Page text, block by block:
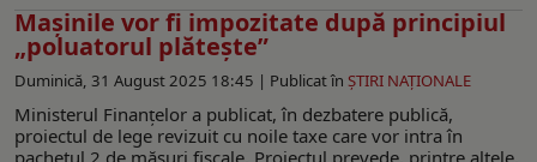
Mașinile vor fi impozitate după principiul
„poluatorul plătește”
Duminică, 31 August 2025 18:45 | Publicat în ŞTIRI NAŢIONALE
Ministerul Finanțelor a publicat, în dezbatere publică,
proiectul de lege revizuit cu noile taxe care vor intra în
pachetul 2 de măsuri fiscale. Proiectul prevede, printre altele,